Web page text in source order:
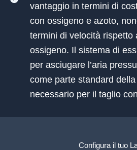
vantaggio in termini di
con ossigeno e azoto,
termini di velocità rispetto
ossigeno. Il sistema di
per asciugare l’aria
come parte standard
necessario per il taglio
Configura il tuo